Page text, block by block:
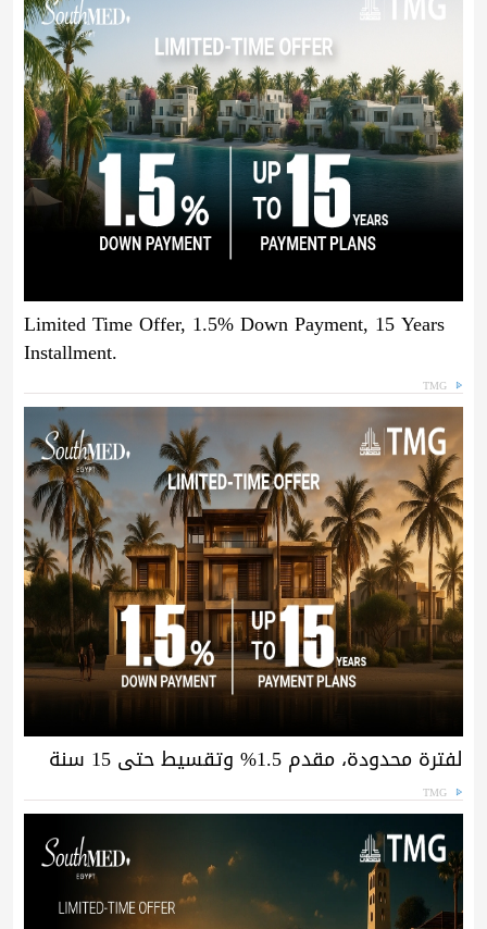
Limited Time Offer, 1.5% Down Payment, 15 Years
Installment.
TMG
لفترة محدودة، مقدم 1.5% وتقسيط حتى 15 سنة
TMG